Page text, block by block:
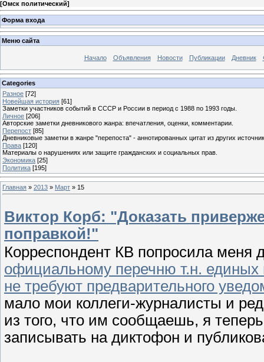
[Омск политический]
Форма входа
Меню сайта
Начало Объявления Новости Публикации Дневник
Categories
Разное [72]
Новейшая история [61]
Заметки участников событий в СССР и России в период с 1988 по 1993 годы.
Личное [206]
Авторские заметки дневникового жанра: впечатления, оценки, комментарии.
Перепост [85]
Дневниковые заметки в жанре "перепоста" - аннотированных цитат из других
Права [120]
Материалы о нарушениях или защите гражданских и социальных прав.
Экономика [25]
Политика [195]
Главная » 2013 » Март » 15
Виктор Корб: "Доказать
поправкой!"
Корреспондент КВ попросила меня
официальному перечню т.н.
не требуют предварительного
мало мои коллеги-журналисты и
из того, что им сообщаешь, я
записывать на диктофон и